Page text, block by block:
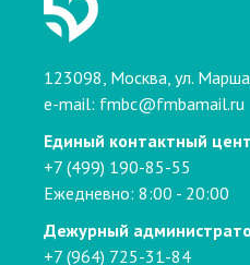
123098, Москва, ул.
e-mail: fmbc@fmbamail.ru
Единый контактный
+7 (499) 190-85-55
Ежедневно: 8:00 - 20:00
Дежурный
+7 (964) 725-31-84